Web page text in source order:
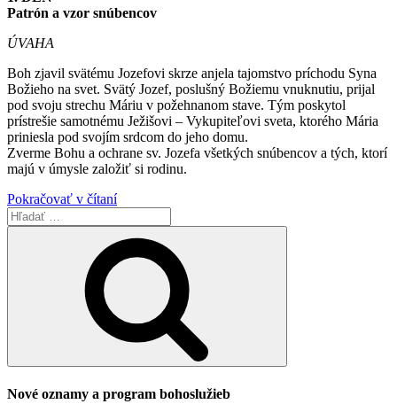
Patrón a vzor snúbencov
ÚVAHA
Boh zjavil svätému Jozefovi skrze anjela tajomstvo príchodu Syna
Božieho na svet. Svätý Jozef, poslušný Božiemu vnuknutiu, prijal
pod svoju strechu Máriu v požehnanom stave. Tým poskytol
prístrešie samotnému Ježišovi – Vykupiteľovi sveta, ktorého Mária
priniesla pod svojím srdcom do jeho domu.
Zverme Bohu a ochrane sv. Jozefa všetkých snúbencov a tých, ktorí
majú v úmysle založiť si rodinu.
Pokračovať v čítaní„Deviatnik
svätému
Jozefovi“
Hľadať:
Nové oznamy a program bohoslužieb